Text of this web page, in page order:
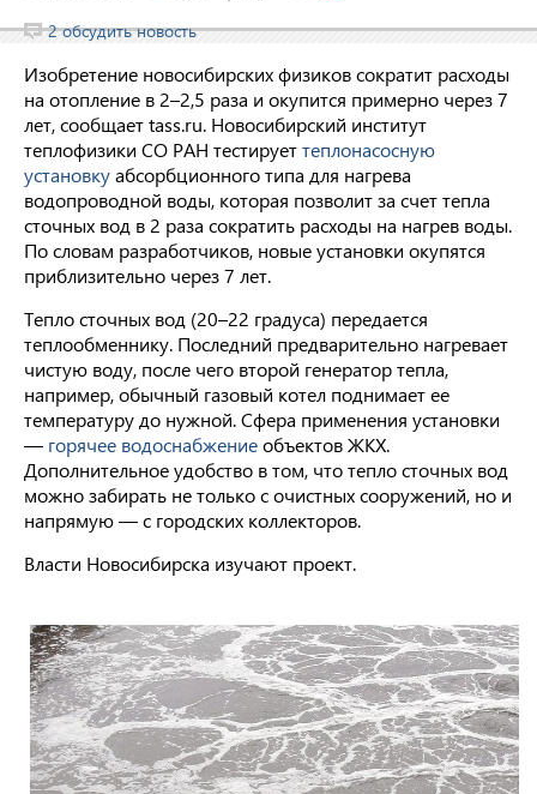
2 обсудить новость
Изобретение новосибирских физиков сократит расходы
на отопление в 2–2,5 раза и окупится примерно через 7
лет, сообщает tass.ru. Новосибирский институт
теплофизики СО РАН тестируеттеплонасосную
установкуабсорбционного типа для нагрева
водопроводной воды, которая позволит за счет тепла
сточных вод в 2 раза сократить расходы на нагрев воды.
По словам разработчиков, новые установки окупятся
приблизительно через 7 лет.
Тепло сточных вод (20–22 градуса) передается
теплообменнику. Последний предварительно нагревает
чистую воду, после чего второй генератор тепла,
например, обычный газовый котел поднимает ее
температуру до нужной. Сфера применения установки
— горячее водоснабжениеобъектов ЖКХ.
Дополнительное удобство в том, что тепло сточных вод
можно забирать не только с очистных сооружений, но и
напрямую — с городских коллекторов.
Власти Новосибирска изучают проект.